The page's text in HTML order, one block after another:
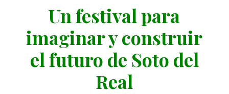
Un festival para
imaginar y construir
el futuro de Soto del
Real